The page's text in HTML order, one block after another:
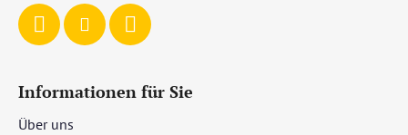
Informationen für Sie
Über uns